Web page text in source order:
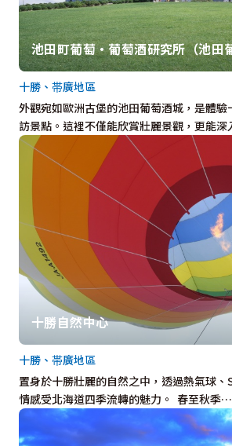
池田町葡萄・葡萄酒研究所（池田
外觀宛如歐洲古堡的池田葡萄酒城，是體
訪景點。這裡不僅能欣賞壯麗景觀，更能
十勝、帯廣地區
十勝自然中心
置身於十勝壯麗的自然之中，透過熱氣球、
情感受北海道四季流轉的魅力。 春至秋季…
十勝、帯廣地區